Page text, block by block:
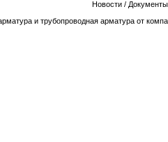
Новости / Документы
и трубопроводная арматура от